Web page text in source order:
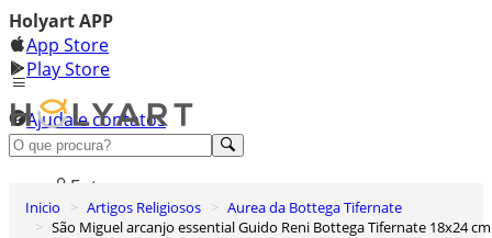
Holyart APP
App Store
Play Store
Ajuda e contatos
Conheça premium
Entrar
Lista de Desejos
Inicio Artigos Religiosos
Aurea da Bottega Tifernate
São Miguel arcanjo essential Guido Reni Bottega Tifernate 18x24 cm